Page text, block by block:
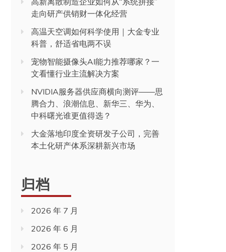
走向研产供销财一体化经营
高温天空调如何科学使用｜大金专业
科普，舒适省电两不误
宠物智能摄像头AI能力推荐哪家？一
文看懂行业主流解决方案
NVIDIA服务器供应商横向测评——思
腾合力、浪潮信息、新华三、华为、
中科曙光谁更值得选？
大金落地印度全资研发子公司，完善
本土化研产体系深耕新兴市场
归档
2026 年 7 月
2026 年 6 月
2026 年 5 月